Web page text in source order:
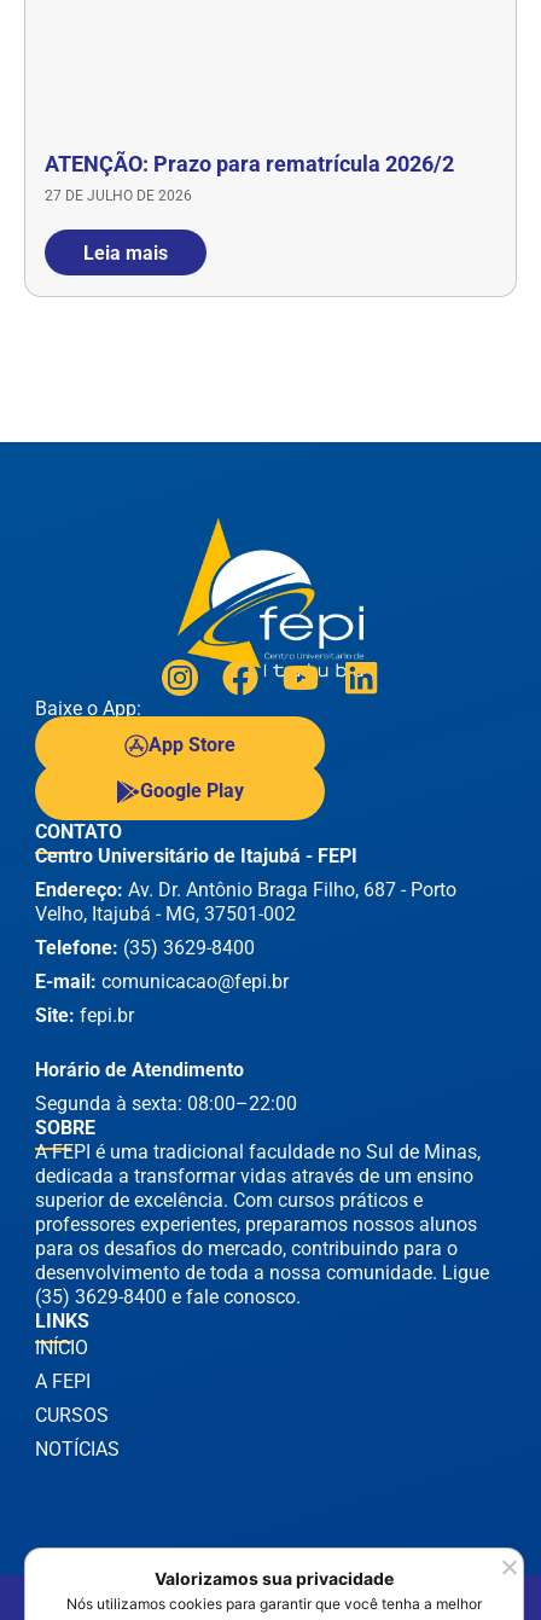
ATENÇÃO: Prazo para rematrícula 2026/2
27 DE JULHO DE 2026
Leia mais
Baixe o App:
App Store
Google Play
SOBRE
A FEPI é uma tradicional faculdade no Sul de Minas,
dedicada a transformar vidas através de um ensino
superior de excelência. Com cursos práticos e
professores experientes, preparamos nossos alunos
para os desafios do mercado, contribuindo para o
desenvolvimento de toda a nossa comunidade. Ligue
(35) 3629-8400 e fale conosco.
LINKS
INÍCIO
A FEPI
CURSOS
NOTÍCIAS
CONTATO
Centro Universitário de Itajubá - FEPI
Endereço: Av. Dr. Antônio Braga Filho, 687 - Porto
Velho, Itajubá - MG, 37501-002
Telefone: (35) 3629-8400
E-mail: comunicacao@fepi.br
Site: fepi.br
Horário de Atendimento
Segunda à sexta: 08:00–22:00
©2025 FEPI Itajubá - Todos os Direitos Reservados
Valorizamos sua privacidade
Nós utilizamos cookies para garantir que você tenha a melhor